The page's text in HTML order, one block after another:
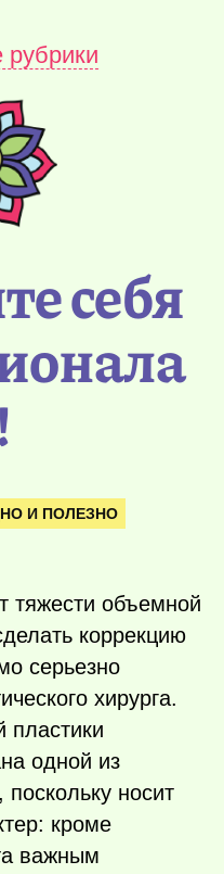
рубрики
себя
И ПОЛЕЗНО
тяжести объемной
коррекцию
серьезно
хирурга.
пластики
одной из
носит
кроме
важным